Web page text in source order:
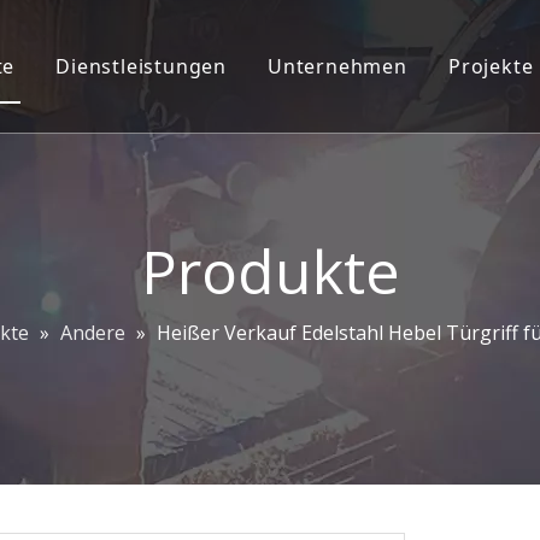
ziehen und Platte drücken
Dienstleistungen Unternehmen
Kontaktiere uns
Projekte
Produkte
» Andere » Heißer Verkauf Edelstahl Hebel Türgriff